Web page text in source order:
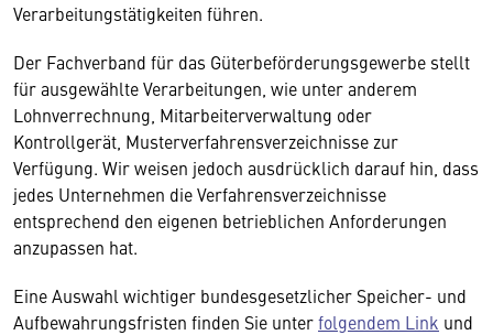
Verarbeitungstätigkeiten führen.
Der Fachverband für das Güterbeförderungsgewerbe stellt
für ausgewählte Verarbeitungen, wie unter anderem
Lohnverrechnung, Mitarbeiterverwaltung oder
Kontrollgerät, Musterverfahrensverzeichnisse zur
Verfügung. Wir weisen jedoch ausdrücklich darauf hin, dass
jedes Unternehmen die Verfahrensverzeichnisse
entsprechend den eigenen betrieblichen Anforderungen
anzupassen hat.
Eine Auswahl wichtiger bundesgesetzlicher Speicher- und
Aufbewahrungsfristen finden Sie unterfolgendem Link und